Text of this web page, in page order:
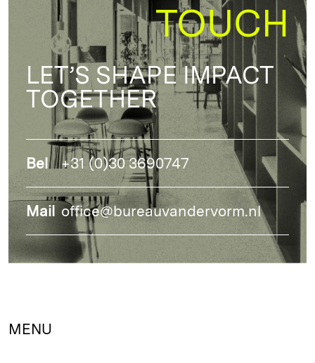
LET’S SHAPE IMPACT
TOGETHER
TOUCH
Bel +31 (0)30 3690747
Mail office@bureauvandervorm.nl
MENU